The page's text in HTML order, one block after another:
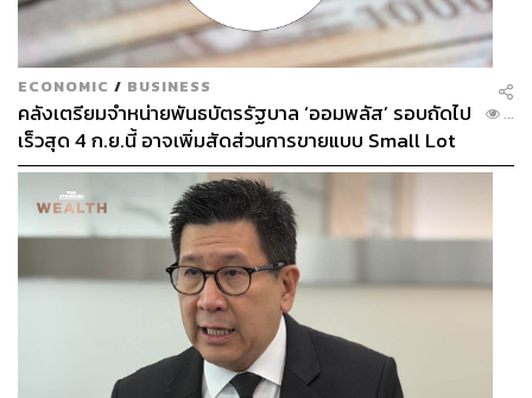
ECONOMIC / BUSINESS
คลังเตรียมจำหน่ายพันธบัตรรัฐบาล ‘ออมพลัส’ รอบถัดไป
เร็วสุด 4 ก.ย.นี้ อาจเพิ่มสัดส่วนการขายแบบ Small Lot
First มากขึ้น
...